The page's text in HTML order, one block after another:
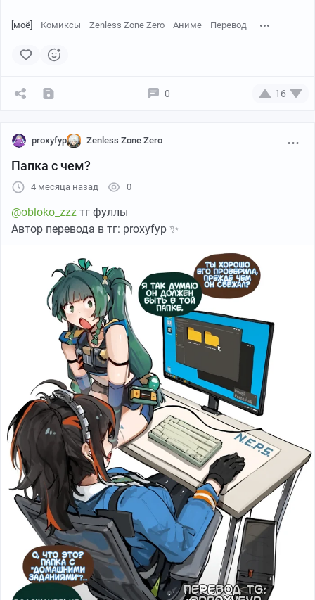
@obloko_zzzтг фуллы
Автор перевода в тг: proxyfyp ✨
[моё] Комиксы Zenless Zone Zero Аниме Перевод
0 16
proxyfyp Zenless Zone Zero
Папка с чем?
4 месяца назад 0
@obloko_zzz тг фуллы
Автор перевода в тг: proxyfyp ✨